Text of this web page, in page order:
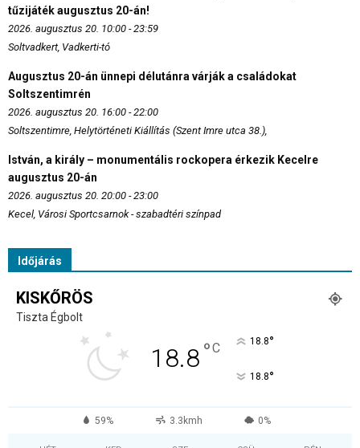
tűzijáték augusztus 20-án!
2026. augusztus 20. 10:00 - 23:59
Soltvadkert, Vadkerti-tó
Augusztus 20-án ünnepi délutánra várják a családokat
Soltszentimrén
2026. augusztus 20. 16:00 - 22:00
Soltszentimre, Helytörténeti Kiállítás (Szent Imre utca 38.),
István, a király – monumentális rockopera érkezik Kecelre
augusztus 20-án
2026. augusztus 20. 20:00 - 23:00
Kecel, Városi Sportcsarnok - szabadtéri színpad
Időjárás
KISKŐRÖS
Tiszta Égbolt
18.8°C 18.8°
18.8°
59% 3.3kmh 0%